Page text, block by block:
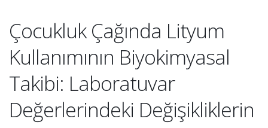
Çocukluk Çağında Lityum
Kullanımının Biyokimyasal
Takibi: Laboratuvar
Değerlerindeki Değişikliklerin